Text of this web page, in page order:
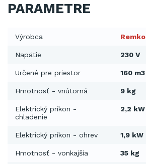
PARAMETRE
Výrobca Remko
Napätie 230 V
Určené pre priestor 160 m3
Hmotnosť - vnútorná 9 kg
Elektrický príkon -
chladenie
2,2 kW
Elektrický príkon - ohrev 1,9 kW
Hmotnosť - vonkajšia 35 kg